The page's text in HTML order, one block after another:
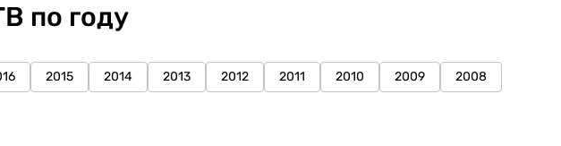
по году
2015 2014 2013 2012 2011 2010 2009
2008